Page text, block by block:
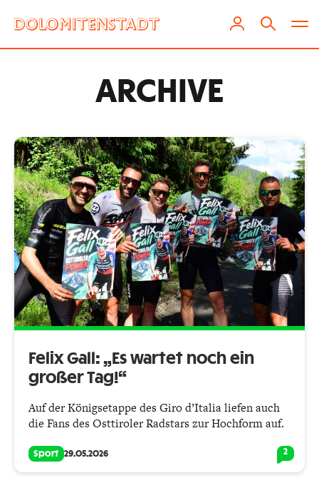
ARCHIVE
Felix Gall: „Es wartet noch ein
großer Tag!“
Auf der Königsetappe des Giro d’Italia liefen auch
die Fans des Osttiroler Radstars zur Hochform auf.
Sport 29.05.2026 2